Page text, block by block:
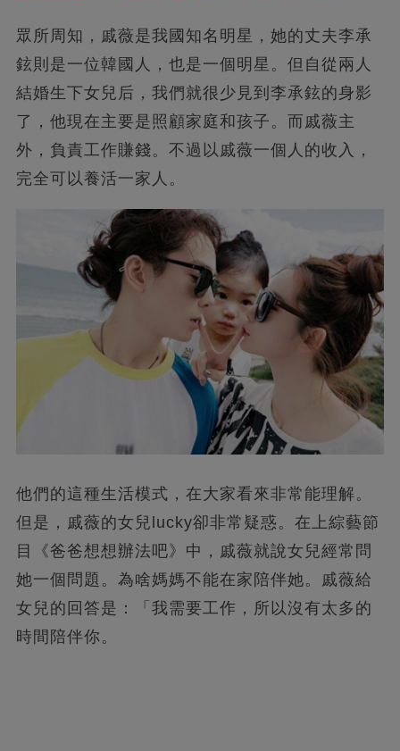
眾所周知，戚薇是我國知名明星，她的丈夫李承
鉉則是一位韓國人，也是一個明星。但自從兩人
結婚生下女兒后，我們就很少見到李承鉉的身影
了，他現在主要是照顧家庭和孩子。而戚薇主
外，負責工作賺錢。不過以戚薇一個人的收入，
完全可以養活一家人。
他們的這種生活模式，在大家看來非常能理解。
但是，戚薇的女兒lucky卻非常疑惑。在上綜藝節
目《爸爸想想辦法吧》中，戚薇就說女兒經常問
她一個問題。為啥媽媽不能在家陪伴她。戚薇給
女兒的回答是：「我需要工作，所以沒有太多的
時間陪伴你。